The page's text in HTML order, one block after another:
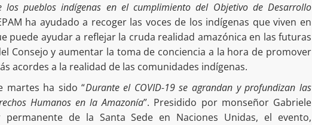
los pueblos indígenas en el cumplimiento del Objetivo de Desarrollo
ha ayudado a recoger las voces de los indígenas que viven en
puede ayudar a reflejar la cruda realidad amazónica en las futuras
Consejo y aumentar la toma de conciencia a la hora de promover
acordes a la realidad de las comunidades indígenas.
martes ha sido “Durante el COVID-19 se agrandan y profundizan las
Humanos en la Amazonía”. Presidido por monseñor Gabriele
permanente de la Santa Sede en Naciones Unidas, el evento,